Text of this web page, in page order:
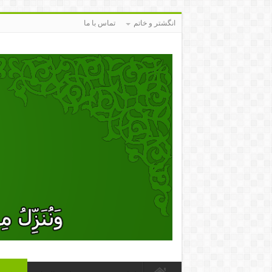
انگشتر و خاتم تماس با ما